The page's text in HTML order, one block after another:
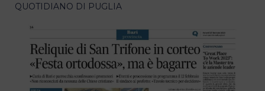
QUOTIDIANO DI PUGLIA